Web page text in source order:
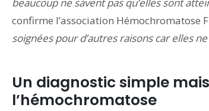
confirme l’association Hémochromatose
soignées pour d’autres raisons car elles
Un diagnostic simple
l’hémochromatose